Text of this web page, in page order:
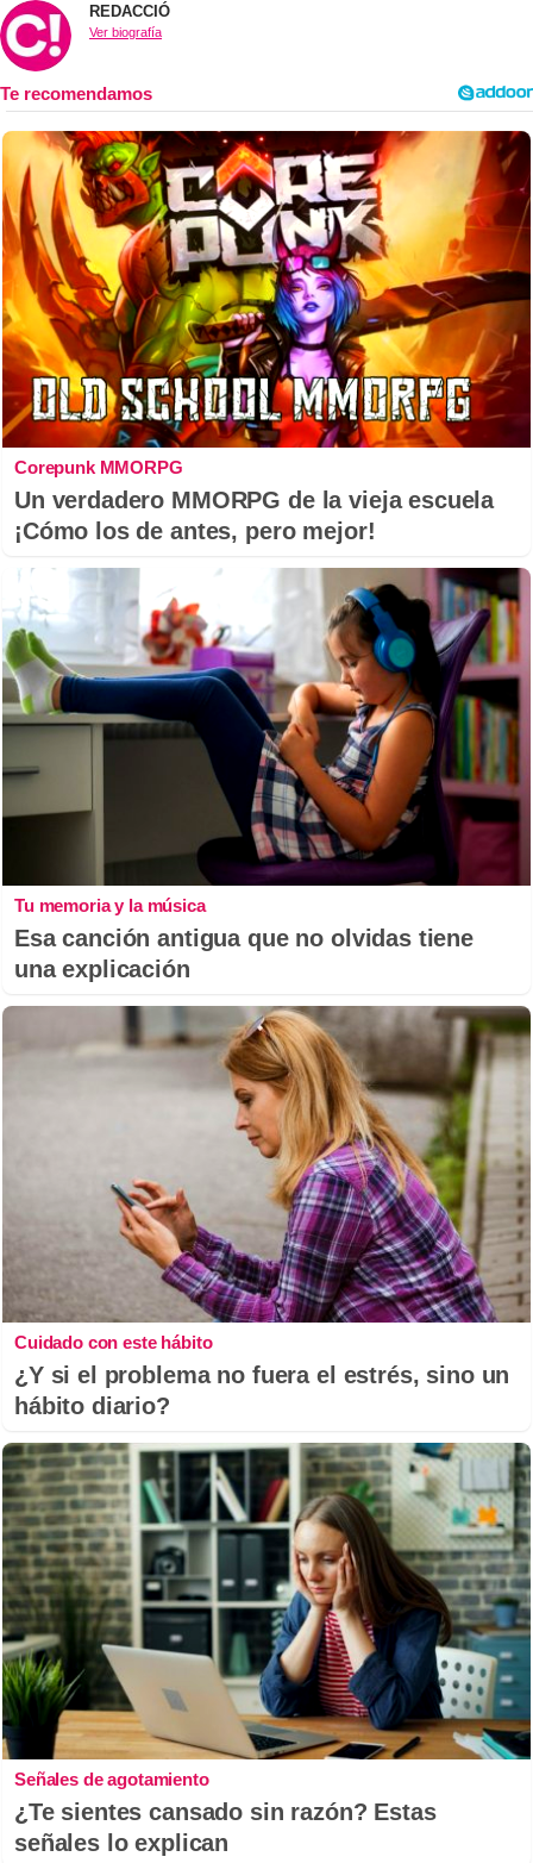
REDACCIÓ
Ver biografía
Corepunk MMORPG
Un verdadero MMORPG de la vieja escuela
¡Cómo los de antes, pero mejor!
Tu memoria y la música
Esa canción antigua que no olvidas tiene
una explicación
Cuidado con este hábito
¿Y si el problema no fuera el estrés, sino un
hábito diario?
Señales de agotamiento
¿Te sientes cansado sin razón? Estas
señales lo explican